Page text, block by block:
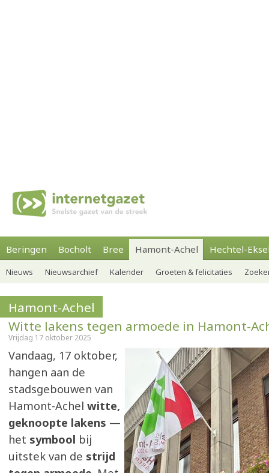
Beringen Bocholt Bree Hamont-Achel Hechtel-
Nieuws Nieuwsarchief Kalender Groeten & felicitaties
Hamont-Achel
Witte lakens tegen armoede in Hamont-
Vrijdag 17 oktober 2025
Vandaag, 17 oktober,
hangen aan de
stadsgebouwen van
Hamont-Achel witte,
geknoopte lakens —
het symbool bij
uitstek van de strijd